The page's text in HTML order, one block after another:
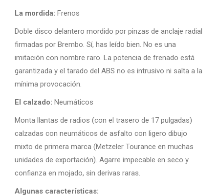
La mordida: Frenos
Doble disco delantero mordido por pinzas de anclaje radial
firmadas por Brembo. Sí, has leído bien. No es una
imitación con nombre raro. La potencia de frenado está
garantizada y el tarado del ABS no es intrusivo ni salta a la
mínima provocación.
El calzado: Neumáticos
Monta llantas de radios (con el trasero de 17 pulgadas)
calzadas con neumáticos de asfalto con ligero dibujo
mixto de primera marca (Metzeler Tourance en muchas
unidades de exportación). Agarre impecable en seco y
confianza en mojado, sin derivas raras.
Algunas características: